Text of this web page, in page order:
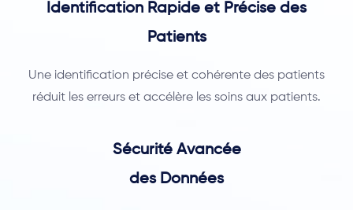
Identification Rapide et Précise des
Patients
Une identification précise et cohérente des patients
réduit les erreurs et accélère les soins aux patients.
Sécurité Avancée
des Données